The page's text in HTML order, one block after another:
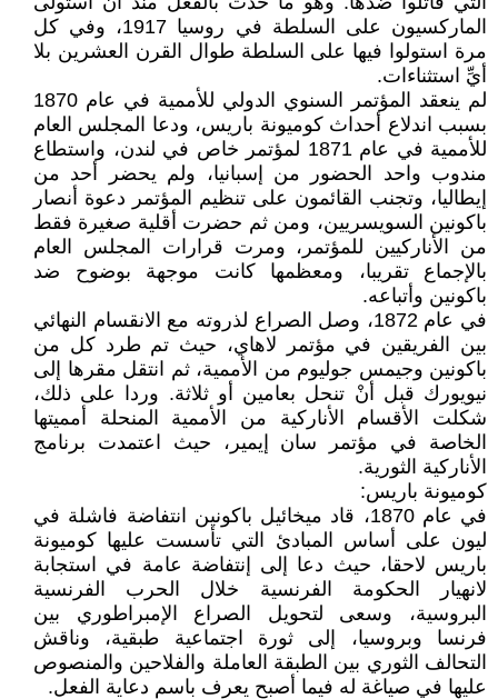
الماركسيون على السلطة في روسيا 1917، وفي كل
مرة استولوا فيها على السلطة طوال القرن العشرين بلا
أيِّ استثناءات.
لم ينعقد المؤتمر السنوي الدولي للأممية في عام 1870
بسبب اندلاع أحداث كوميونة باريس، ودعا المجلس العام
للأممية في عام 1871 لمؤتمر خاص في لندن، واستطاع
مندوب واحد الحضور من إسبانيا، ولم يحضر أحد من
إيطاليا، وتجنب القائمون على تنظيم المؤتمر دعوة أنصار
باكونين السويسريين، ومن ثم حضرت أقلية صغيرة فقط
من الأناركيين للمؤتمر، ومرت قرارات المجلس العام
بالإجماع تقريبا، ومعظمها كانت موجهة بوضوح ضد
باكونين وأتباعه.
في عام 1872، وصل الصراع لذروته مع الانقسام النهائي
بين الفريقين في مؤتمر لاهاي، حيث تم طرد كل من
باكونين وجيمس جوليوم من الأممية، ثم انتقل مقرها إلى
نيويورك قبل أنْ تنحل بعامين أو ثلاثة. وردا على ذلك،
شكلت الأقسام الأناركية من الأممية المنحلة أمميتها
الخاصة في مؤتمر سان إيمير، حيث اعتمدت برنامج
الأناركية الثورية.
كوميونة باريس:
في عام 1870، قاد ميخائيل باكونين انتفاضة فاشلة في
ليون على أساس المبادئ التي تأسست عليها كوميونة
باريس لاحقا، حيث دعا إلى إنتفاضة عامة في استجابة
لانهيار الحكومة الفرنسية خلال الحرب الفرنسية
البروسية، وسعى لتحويل الصراع الإمبراطوري بين
فرنسا وبروسيا، إلى ثورة اجتماعية طبقية، وناقش
التحالف الثوري بين الطبقة العاملة والفلاحين والمنصوص
عليها في صياغة له فيما أصبح يعرف باسم دعاية الفعل.